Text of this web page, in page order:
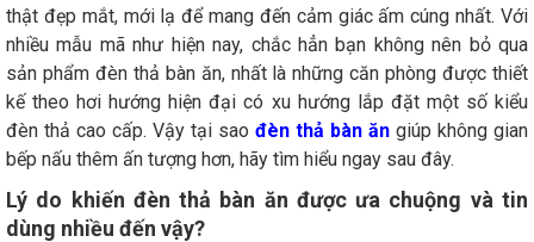
thật đẹp mắt, mới lạ để mang đến cảm giác ấm cúng nhất. Với
nhiều mẫu mã như hiện nay, chắc hẳn bạn không nên bỏ qua
sản phẩm đèn thả bàn ăn, nhất là những căn phòng được thiết
kế theo hơi hướng hiện đại có xu hướng lắp đặt một số kiểu
đèn thả cao cấp. Vậy tại sao đèn thả bàn ăn giúp không gian
bếp nấu thêm ấn tượng hơn, hãy tìm hiểu ngay sau đây.
Lý do khiến đèn thả bàn ăn được ưa chuộng và tin
dùng nhiều đến vậy?